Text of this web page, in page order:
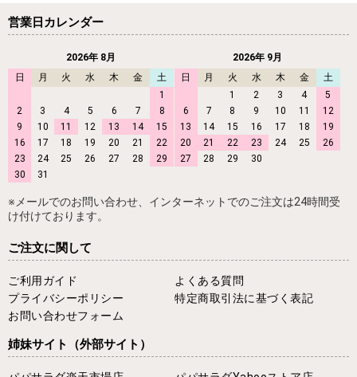
営業日カレンダー
2026年 8月
日
月 火 水 木 金
土
1
2
3 4 5 6 7
8
9
10 11 12 13 14
15
16
17 18 19 20 21
22
23
24 25 26 27 28
29
30
31
2026年 9月
日
月 火 水 木 金
土
1
2 3 4
5
6
7 8 9 10 11
12
13
14 15 16 17 18
19
20
21 22 23 24 25
26
27
28 29 30
※メールでのお問い合わせ、インターネットでのご注文は24時間受
け付けております。
ご注文に関して
ご利用ガイド
よくある質問
プライバシーポリシー
特定商取引法に基づく表記
お問い合わせフォーム
姉妹サイト （外部サイト）